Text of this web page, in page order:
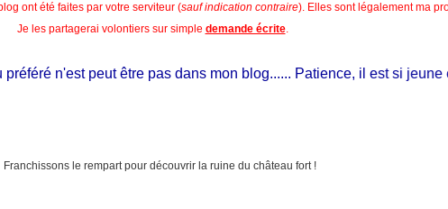
ont été faites par votre serviteur (sauf indication contraire). Elles sont légalement ma
Je les partagerai volontiers sur simple demande écrite.
n'est peut être pas dans mon blog...... Patience, il est si jeune